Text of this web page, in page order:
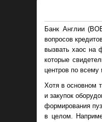
Банк Англии
вопросов
вызвать хаос на
которые
центров по всему
Хотя в основном
и закупок
формирования
в целом.